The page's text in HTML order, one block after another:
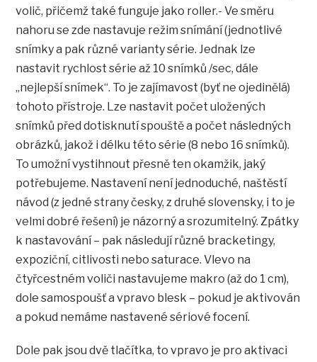
volič, přičemž také funguje jako roller.- Ve směru
nahoru se zde nastavuje režim snímání (jednotlivé
snímky a pak různé varianty série. Jednak lze
nastavit rychlost série až 10 snímků /sec, dále
„nejlepší snímek“. To je zajímavost (byť ne ojedinělá)
tohoto přístroje. Lze nastavit počet uložených
snímků před dotisknutí spouště a počet následných
obrázků, jakož i délku této série (8 nebo 16 snímků).
To umožní vystihnout přesně ten okamžik, jaký
potřebujeme. Nastavení není jednoduché, naštěstí
návod (z jedné strany česky, z druhé slovensky, i to je
velmi dobré řešení) je názorný a srozumitelný. Zpátky
k nastavování – pak následují různé bracketingy,
expoziční, citlivosti nebo saturace. Vlevo na
čtyřcestném voliči nastavujeme makro (až do 1 cm),
dole samospoušť a vpravo blesk – pokud je aktivován
a pokud nemáme nastavené sériové focení.
Dole pak jsou dvě tlačítka, to vpravo je pro aktivaci